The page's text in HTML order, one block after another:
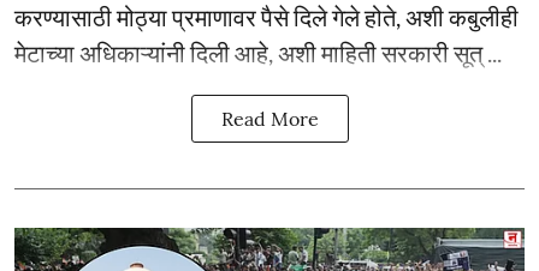
करण्यासाठी मोठ्या प्रमाणावर पैसे दिले गेले होते, अशी कबुलीही
मेटाच्या अधिकाऱ्यांनी दिली आहे, अशी माहिती सरकारी सूत् ...
Read More